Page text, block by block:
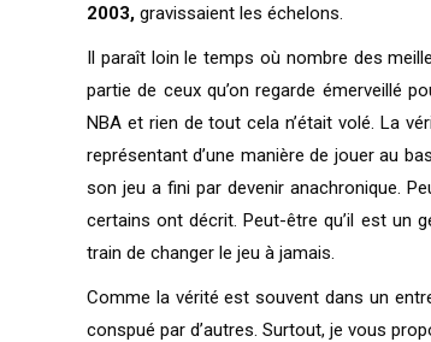
2003, gravissaient les échelons.
Il paraît loin le temps où nombre des
partie de ceux qu’on regarde émerveillé
NBA et rien de tout cela n’était volé. La
représentant d’une manière de jouer au
son jeu a fini par devenir anachronique.
certains ont décrit. Peut-être qu’il est un
train de changer le jeu à jamais.
Comme la vérité est souvent dans un
conspué par d’autres. Surtout, je vous